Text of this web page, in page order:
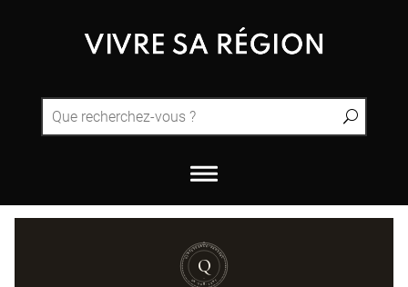
QUINTESSENCE·PROVENCE
UN·SUR·CENT
Q